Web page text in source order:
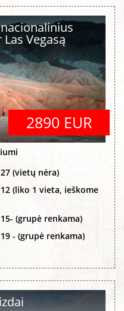
Vegasą
2890 EUR
(vietų nėra)
(liko 1 vieta, ieškome
(grupė renkama)
- (grupė renkama)